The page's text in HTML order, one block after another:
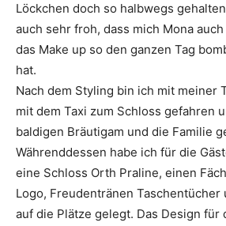
Löckchen doch so halbwegs
auch sehr froh, dass mich Mona
das Make up so den ganzen Tag
hat.
Nach dem Styling bin ich mit meiner
mit dem Taxi zum Schloss gefahren
baldigen Bräutigam und die Familie
Währenddessen habe ich für die
eine Schloss Orth Praline, einen
Logo, Freudentränen Taschentücher
auf die Plätze gelegt. Das Design für